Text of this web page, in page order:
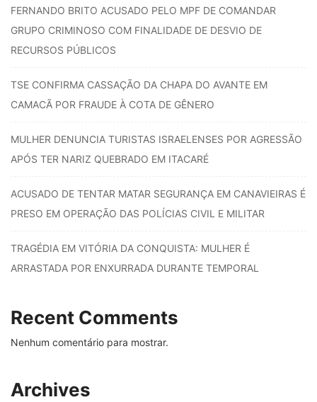
FERNANDO BRITO ACUSADO PELO MPF DE COMANDAR
GRUPO CRIMINOSO COM FINALIDADE DE DESVIO DE
RECURSOS PÚBLICOS
TSE CONFIRMA CASSAÇÃO DA CHAPA DO AVANTE EM
CAMACÃ POR FRAUDE À COTA DE GÊNERO
MULHER DENUNCIA TURISTAS ISRAELENSES POR AGRESSÃO
APÓS TER NARIZ QUEBRADO EM ITACARÉ
ACUSADO DE TENTAR MATAR SEGURANÇA EM CANAVIEIRAS É
PRESO EM OPERAÇÃO DAS POLÍCIAS CIVIL E MILITAR
TRAGÉDIA EM VITÓRIA DA CONQUISTA: MULHER É
ARRASTADA POR ENXURRADA DURANTE TEMPORAL
Recent Comments
Nenhum comentário para mostrar.
Archives